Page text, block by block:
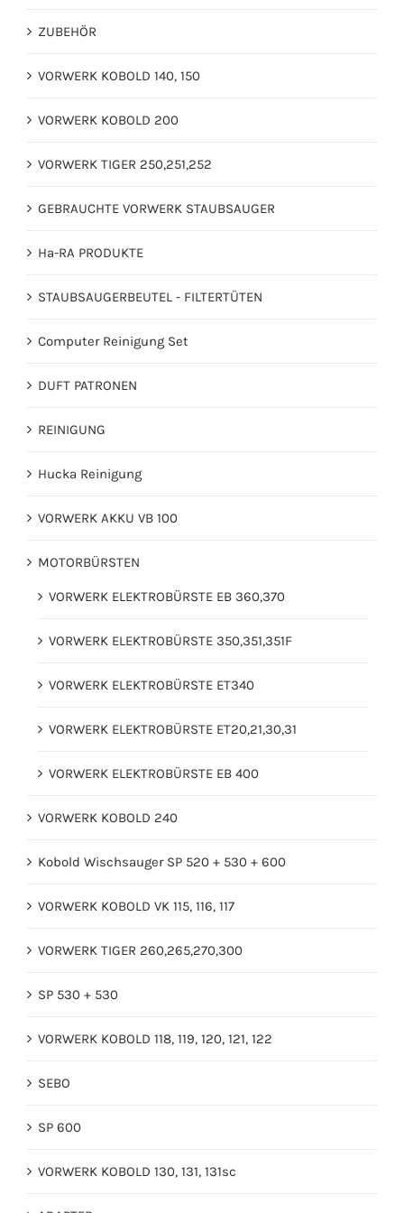
ZUBEHÖR
VORWERK KOBOLD 140, 150
VORWERK KOBOLD 200
VORWERK TIGER 250,251,252
GEBRAUCHTE VORWERK STAUBSAUGER
Ha-RA PRODUKTE
STAUBSAUGERBEUTEL - FILTERTÜTEN
Computer Reinigung Set
DUFT PATRONEN
REINIGUNG
Hucka Reinigung
VORWERK AKKU VB 100
MOTORBÜRSTEN
VORWERK ELEKTROBÜRSTE EB 360,370
VORWERK ELEKTROBÜRSTE 350,351,351F
VORWERK ELEKTROBÜRSTE ET340
VORWERK ELEKTROBÜRSTE ET20,21,30,31
VORWERK ELEKTROBÜRSTE EB 400
VORWERK KOBOLD 240
Kobold Wischsauger SP 520 + 530 + 600
VORWERK KOBOLD VK 115, 116, 117
VORWERK TIGER 260,265,270,300
SP 530 + 530
VORWERK KOBOLD 118, 119, 120, 121, 122
SEBO
SP 600
VORWERK KOBOLD 130, 131, 131sc